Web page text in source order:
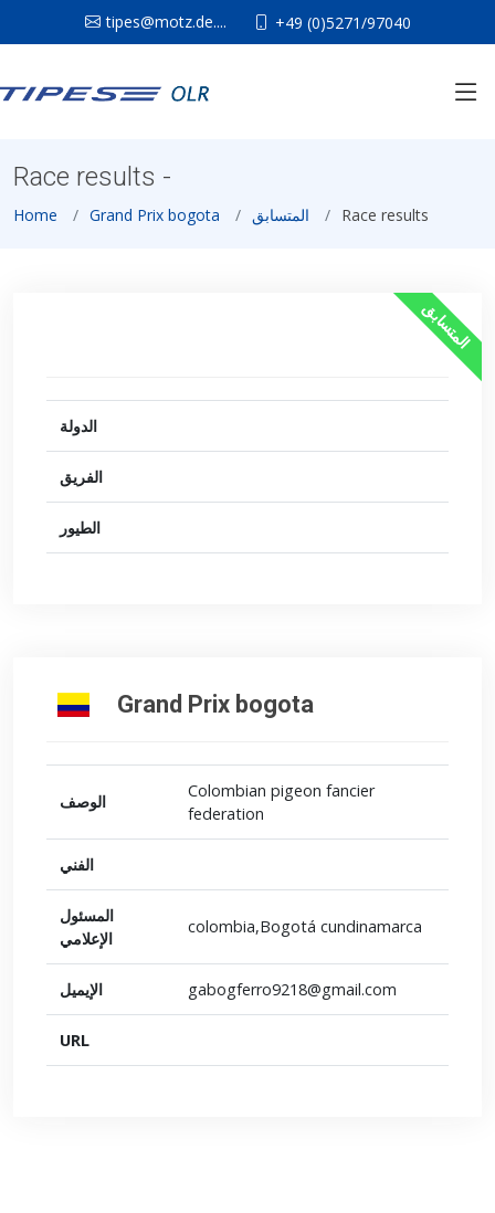
tipes@motz.de.... +49 (0)5271/97040
Race results -
Home Grand Prix bogota المتسابق Race results
المتسابق
الدولة
الفريق
الطيور
Grand Prix bogota
الوصف
Colombian pigeon fancier
federation
الفني
المسئول
الإعلامي
colombia,Bogotá cundinamarca
الإيميل gabogferro9218@gmail.com
URL